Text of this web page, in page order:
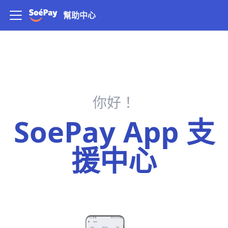
幫助中心
你好！
SoePay App 支
援中心